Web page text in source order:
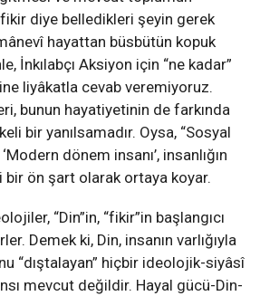
diye belledikleri şeyin gerek
hayattan büsbütün kopuk
İnkılabçı Aksiyon için “ne kadar”
liyâkatla cevab veremiyoruz.
bunun hayatiyetinin de farkında
bir yanılsamadır. Oysa, “Sosyal
dönem insanı’, insanlığın
bir ön şart olarak ortaya koyar.
“Din”in, “fikir”in başlangıcı
Demek ki, Din, insanın varlığıyla
“dıştalayan” hiçbir ideolojik-siyâsî
mevcut değildir. Hayal gücü-Din-